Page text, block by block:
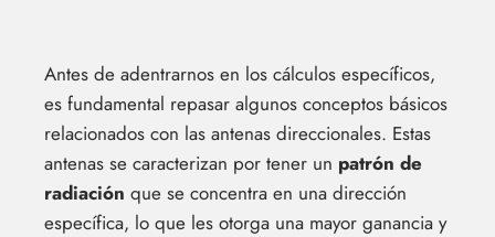
Antes de adentrarnos en los cálculos específicos,
es fundamental repasar algunos conceptos básicos
relacionados con las antenas direccionales. Estas
antenas se caracterizan por tener un patrón de
radiación que se concentra en una dirección
específica, lo que les otorga una mayor ganancia y